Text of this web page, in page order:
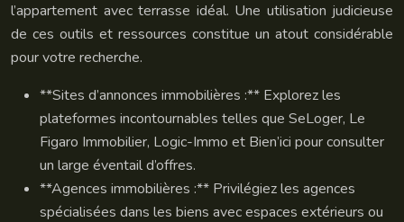
l’appartement avec terrasse idéal. Une utilisation judicieuse
de ces outils et ressources constitue un atout considérable
pour votre recherche.
**Sites d’annonces immobilières :** Explorez les
plateformes incontournables telles que SeLoger, Le
Figaro Immobilier, Logic-Immo et Bien’ici pour consulter
un large éventail d’offres.
**Agences immobilières :** Privilégiez les agences
spécialisées dans les biens avec espaces extérieurs ou